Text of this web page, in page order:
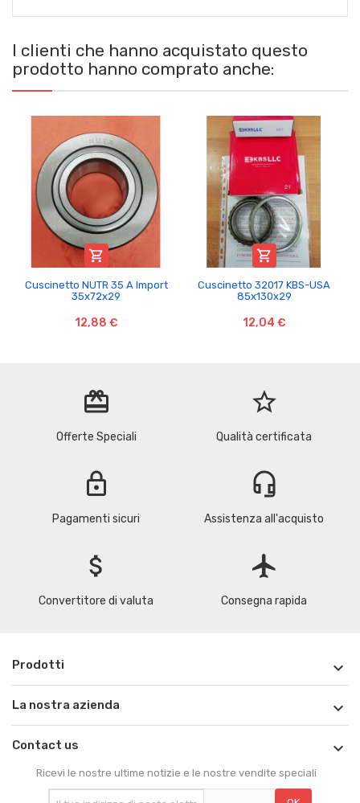
I clienti che hanno acquistato questo
prodotto hanno comprato anche:

Cuscinetto NUTR 35 A Import
35x72x29
12,88 €

Cuscinetto 32017 KBS-USA
85x130x29
12,04 €
redeem
Offerte Speciali
star_border
Qualità certificata
lock
Pagamenti sicuri
headset_mic
Assistenza all'acquisto
attach_money
Convertitore di valuta
flight
Consegna rapida
Prodotti 
La nostra azienda 
Contact us 
Ricevi le nostre ultime notizie e le nostre vendite speciali